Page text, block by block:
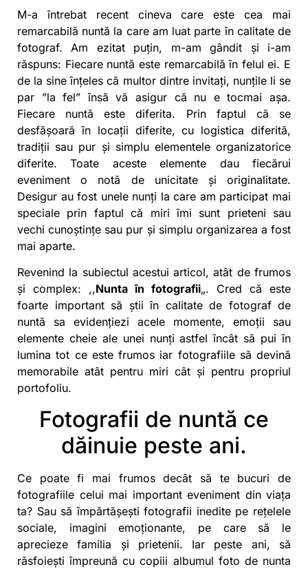
M-a întrebat recent cineva care este cea mai
remarcabilă nuntă la care am luat parte în calitate de
fotograf. Am ezitat puțin, m-am gândit și i-am
răspuns: Fiecare nuntă este remarcabilă în felul ei. E
de la sine înțeles că multor dintre invitați, nunțile li se
par ”la fel” însă vă asigur că nu e tocmai așa.
Fiecare nuntă este diferita. Prin faptul că se
desfășoară în locații diferite, cu logistica diferită,
tradiții sau pur și simplu elementele organizatorice
diferite. Toate aceste elemente dau fiecărui
eveniment o notă de unicitate și originalitate.
Desigur au fost unele nunți la care am participat mai
speciale prin faptul că miri îmi sunt prieteni sau
vechi cunoștințe sau pur și simplu organizarea a fost
mai aparte.
Revenind la subiectul acestui articol, atât de frumos
și complex: ,,Nunta în fotografii„. Cred că este
foarte important să știi în calitate de fotograf de
nuntă sa evidențiezi acele momente, emoții sau
elemente cheie ale unei nunți astfel încât să pui în
lumina tot ce este frumos iar fotografiile să devină
memorabile atât pentru miri cât și pentru propriul
portofoliu.
Fotografii de nuntă ce
dăinuie peste ani.
Ce poate fi mai frumos decât să te bucuri de
fotografiile celui mai important eveniment din viața
ta? Sau să împărtășești fotografii inedite pe rețelele
sociale, imagini emoționante, pe care să le
aprecieze familia și prietenii. Iar peste ani, să
răsfoiești împreună cu copiii albumul foto de nunta